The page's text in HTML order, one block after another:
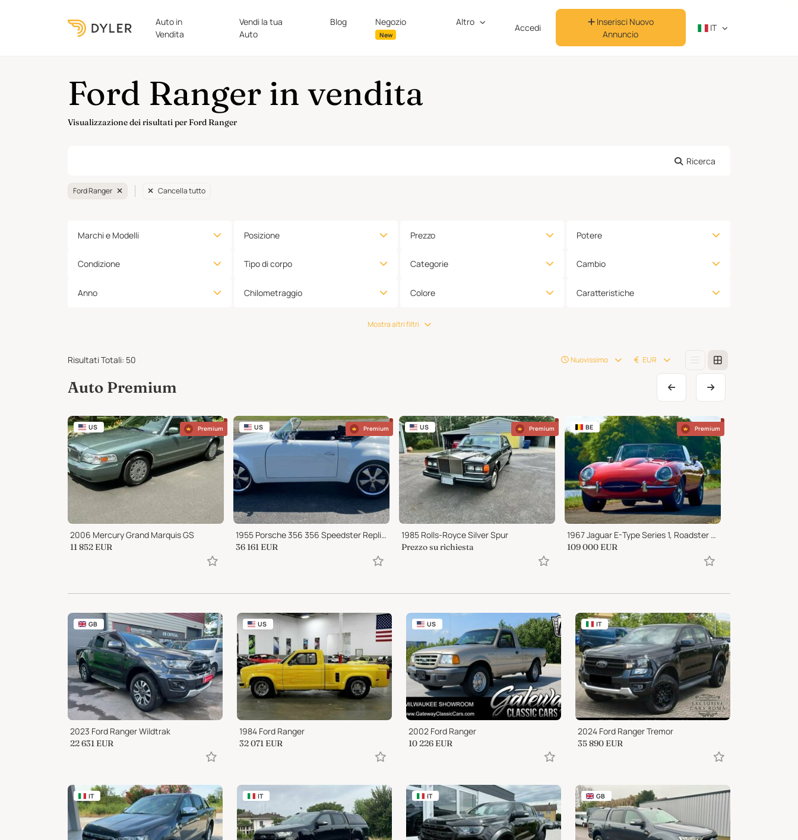
Auto in
Vendita
Vendi la tua
Auto
Blog Negozio
New
Altro
Accedi
Inserisci Nuovo
Annuncio
IT
Ford Ranger in vendita
Visualizzazione dei risultati per Ford Ranger
Ricerca
Ford Ranger Cancella tutto
Marchi e Modelli
Condizione
Anno
Posizione
Tipo di corpo
Chilometraggio
Prezzo
Categorie
Colore
Potere
Cambio
Caratteristiche
Mostra altri filtri
Risultati Totali: 50 Nuovissimo EUR
Auto Premium
US Premium
2006 Mercury Grand Marquis GS
11 852 EUR
US Premium
1955 Porsche 356 356 Speedster Replica
36 161 EUR
US Premium
1985 Rolls-Royce Silver Spur
Prezzo su richiesta
BE Premium
1967 Jaguar E-Type Series 1, Roadster 4.2 liter
109 000 EUR
GB
2023 Ford Ranger Wildtrak
22 631 EUR
US
1984 Ford Ranger
32 071 EUR
US
2002 Ford Ranger
10 226 EUR
IT
2024 Ford Ranger Tremor
35 890 EUR
IT IT IT GB